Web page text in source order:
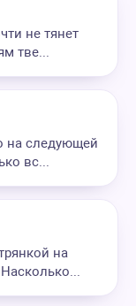
не тянет
тве...
на следующей
вс...
на